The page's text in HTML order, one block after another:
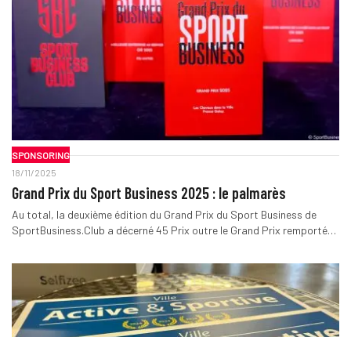
SPONSORING
18/11/2025
Grand Prix du Sport Business 2025 : le palmarès
Au total, la deuxième édition du Grand Prix du Sport Business de
SportBusiness.Club a décerné 45 Prix outre le Grand Prix remporté…